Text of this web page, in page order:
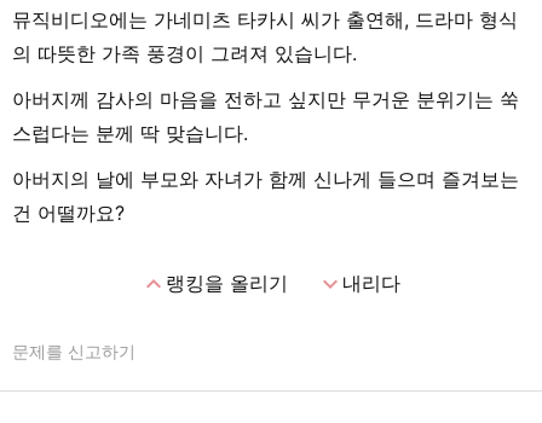
뮤직비디오에는 가네미츠 타카시 씨가 출연해, 드라마 형식
의 따뜻한 가족 풍경이 그려져 있습니다.
아버지께 감사의 마음을 전하고 싶지만 무거운 분위기는 쑥
스럽다는 분께 딱 맞습니다.
아버지의 날에 부모와 자녀가 함께 신나게 들으며 즐겨보는
건 어떨까요?
expand_less랭킹을 올리기 expand_more내리다
문제를 신고하기